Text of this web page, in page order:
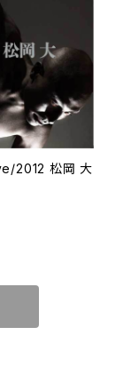
2012 松岡 大